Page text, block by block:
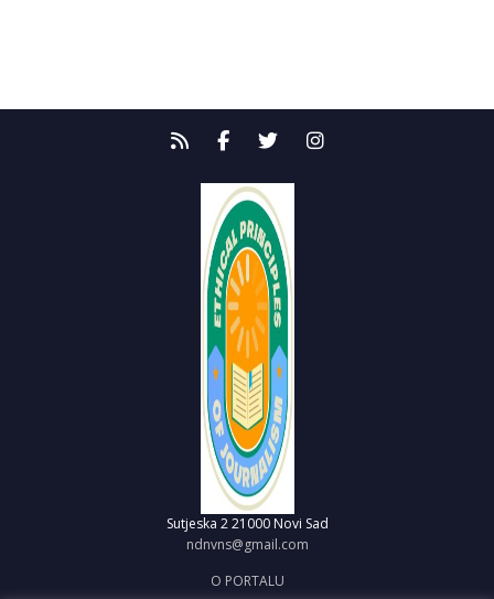
Sutjeska 2 21000 Novi Sad
ndnvns@gmail.com
O PORTALU